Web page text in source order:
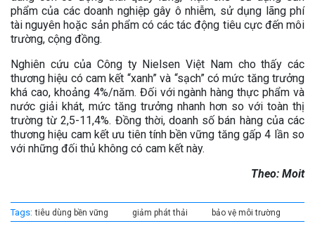
phẩm của các doanh nghiệp gây ô nhiễm, sử dụng lãng phí
tài nguyên hoặc sản phẩm có các tác động tiêu cực đến môi
trường, cộng đồng.
Nghiên cứu của Công ty Nielsen Việt Nam cho thấy các
thương hiệu có cam kết “xanh” và “sạch” có mức tăng trưởng
khá cao, khoảng 4%/năm. Đối với ngành hàng thực phẩm và
nước giải khát, mức tăng trưởng nhanh hơn so với toàn thị
trường từ 2,5-11,4%. Đồng thời, doanh số bán hàng của các
thương hiệu cam kết ưu tiên tính bền vững tăng gấp 4 lần so
với những đối thủ không có cam kết này.
Theo: Moit
Tags: tiêu dùng bền vững giảm phát thải bảo vệ môi trường